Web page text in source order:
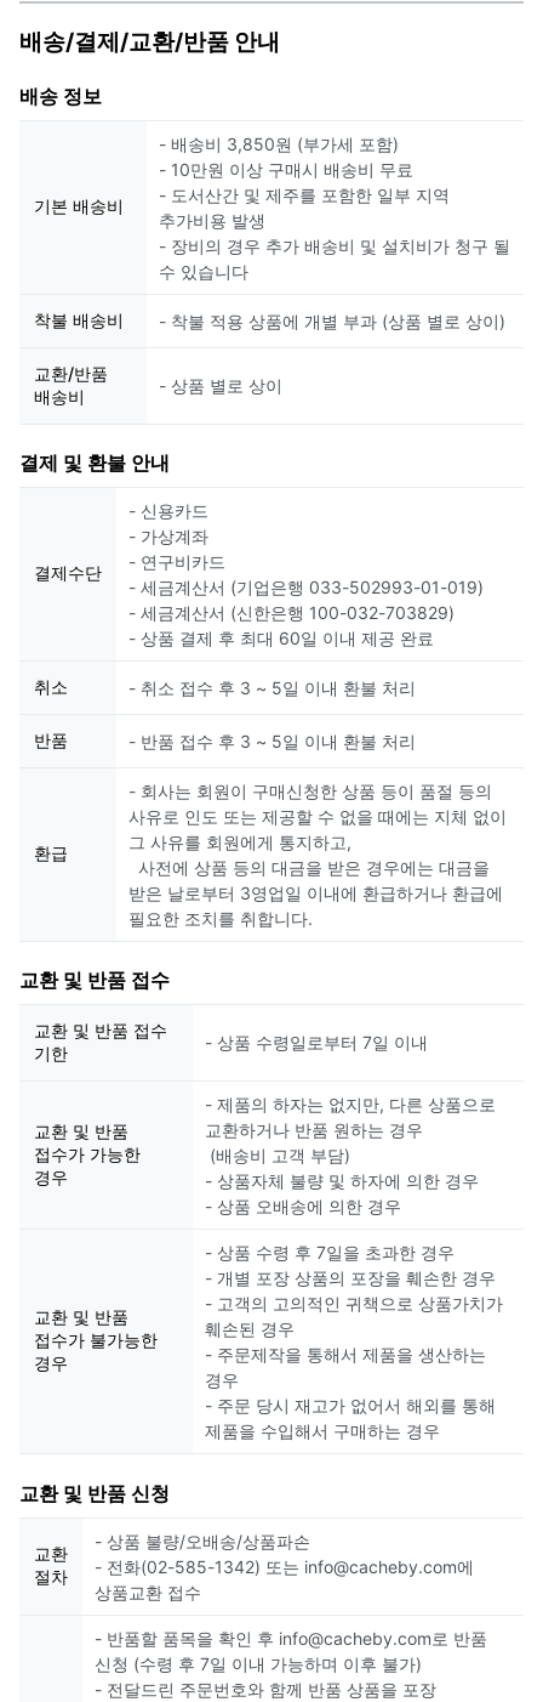
배송/결제/교환/반품 안내
배송 정보
기본 배송비
- 배송비 3,850원 (부가세 포함)
- 10만원 이상 구매시 배송비 무료
- 도서산간 및 제주를 포함한 일부 지역
추가비용 발생
- 장비의 경우 추가 배송비 및 설치비가 청구 될
수 있습니다
착불 배송비 - 착불 적용 상품에 개별 부과 (상품 별로 상이)
교환/반품
배송비
- 상품 별로 상이
결제 및 환불 안내
결제수단
- 신용카드
- 가상계좌
- 연구비카드
- 세금계산서 (기업은행 033-502993-01-019)
- 세금계산서 (신한은행 100-032-703829)
- 상품 결제 후 최대 60일 이내 제공 완료
취소 - 취소 접수 후 3 ~ 5일 이내 환불 처리
반품 - 반품 접수 후 3 ~ 5일 이내 환불 처리
환급
- 회사는 회원이 구매신청한 상품 등이 품절 등의
사유로 인도 또는 제공할 수 없을 때에는 지체 없이
그 사유를 회원에게 통지하고,
사전에 상품 등의 대금을 받은 경우에는 대금을
받은 날로부터 3영업일 이내에 환급하거나 환급에
필요한 조치를 취합니다.
교환 및 반품 접수
교환 및 반품 접수
기한
- 상품 수령일로부터 7일 이내
교환 및 반품
접수가 가능한
경우
- 제품의 하자는 없지만, 다른 상품으로
교환하거나 반품 원하는 경우
(배송비 고객 부담)
- 상품자체 불량 및 하자에 의한 경우
- 상품 오배송에 의한 경우
교환 및 반품
접수가 불가능한
경우
- 상품 수령 후 7일을 초과한 경우
- 개별 포장 상품의 포장을 훼손한 경우
- 고객의 고의적인 귀책으로 상품가치가
훼손된 경우
- 주문제작을 통해서 제품을 생산하는
경우
- 주문 당시 재고가 없어서 해외를 통해
제품을 수입해서 구매하는 경우
교환 및 반품 신청
교환
절차
- 상품 불량/오배송/상품파손
- 전화(02-585-1342) 또는 info@cacheby.com에
상품교환 접수
- 반품할 품목을 확인 후 info@cacheby.com로 반품
신청 (수령 후 7일 이내 가능하며 이후 불가)
- 전달드린 주문번호와 함께 반품 상품을 포장